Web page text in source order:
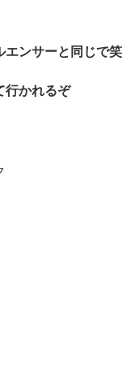
エンサーと同じで笑
行かれるぞ